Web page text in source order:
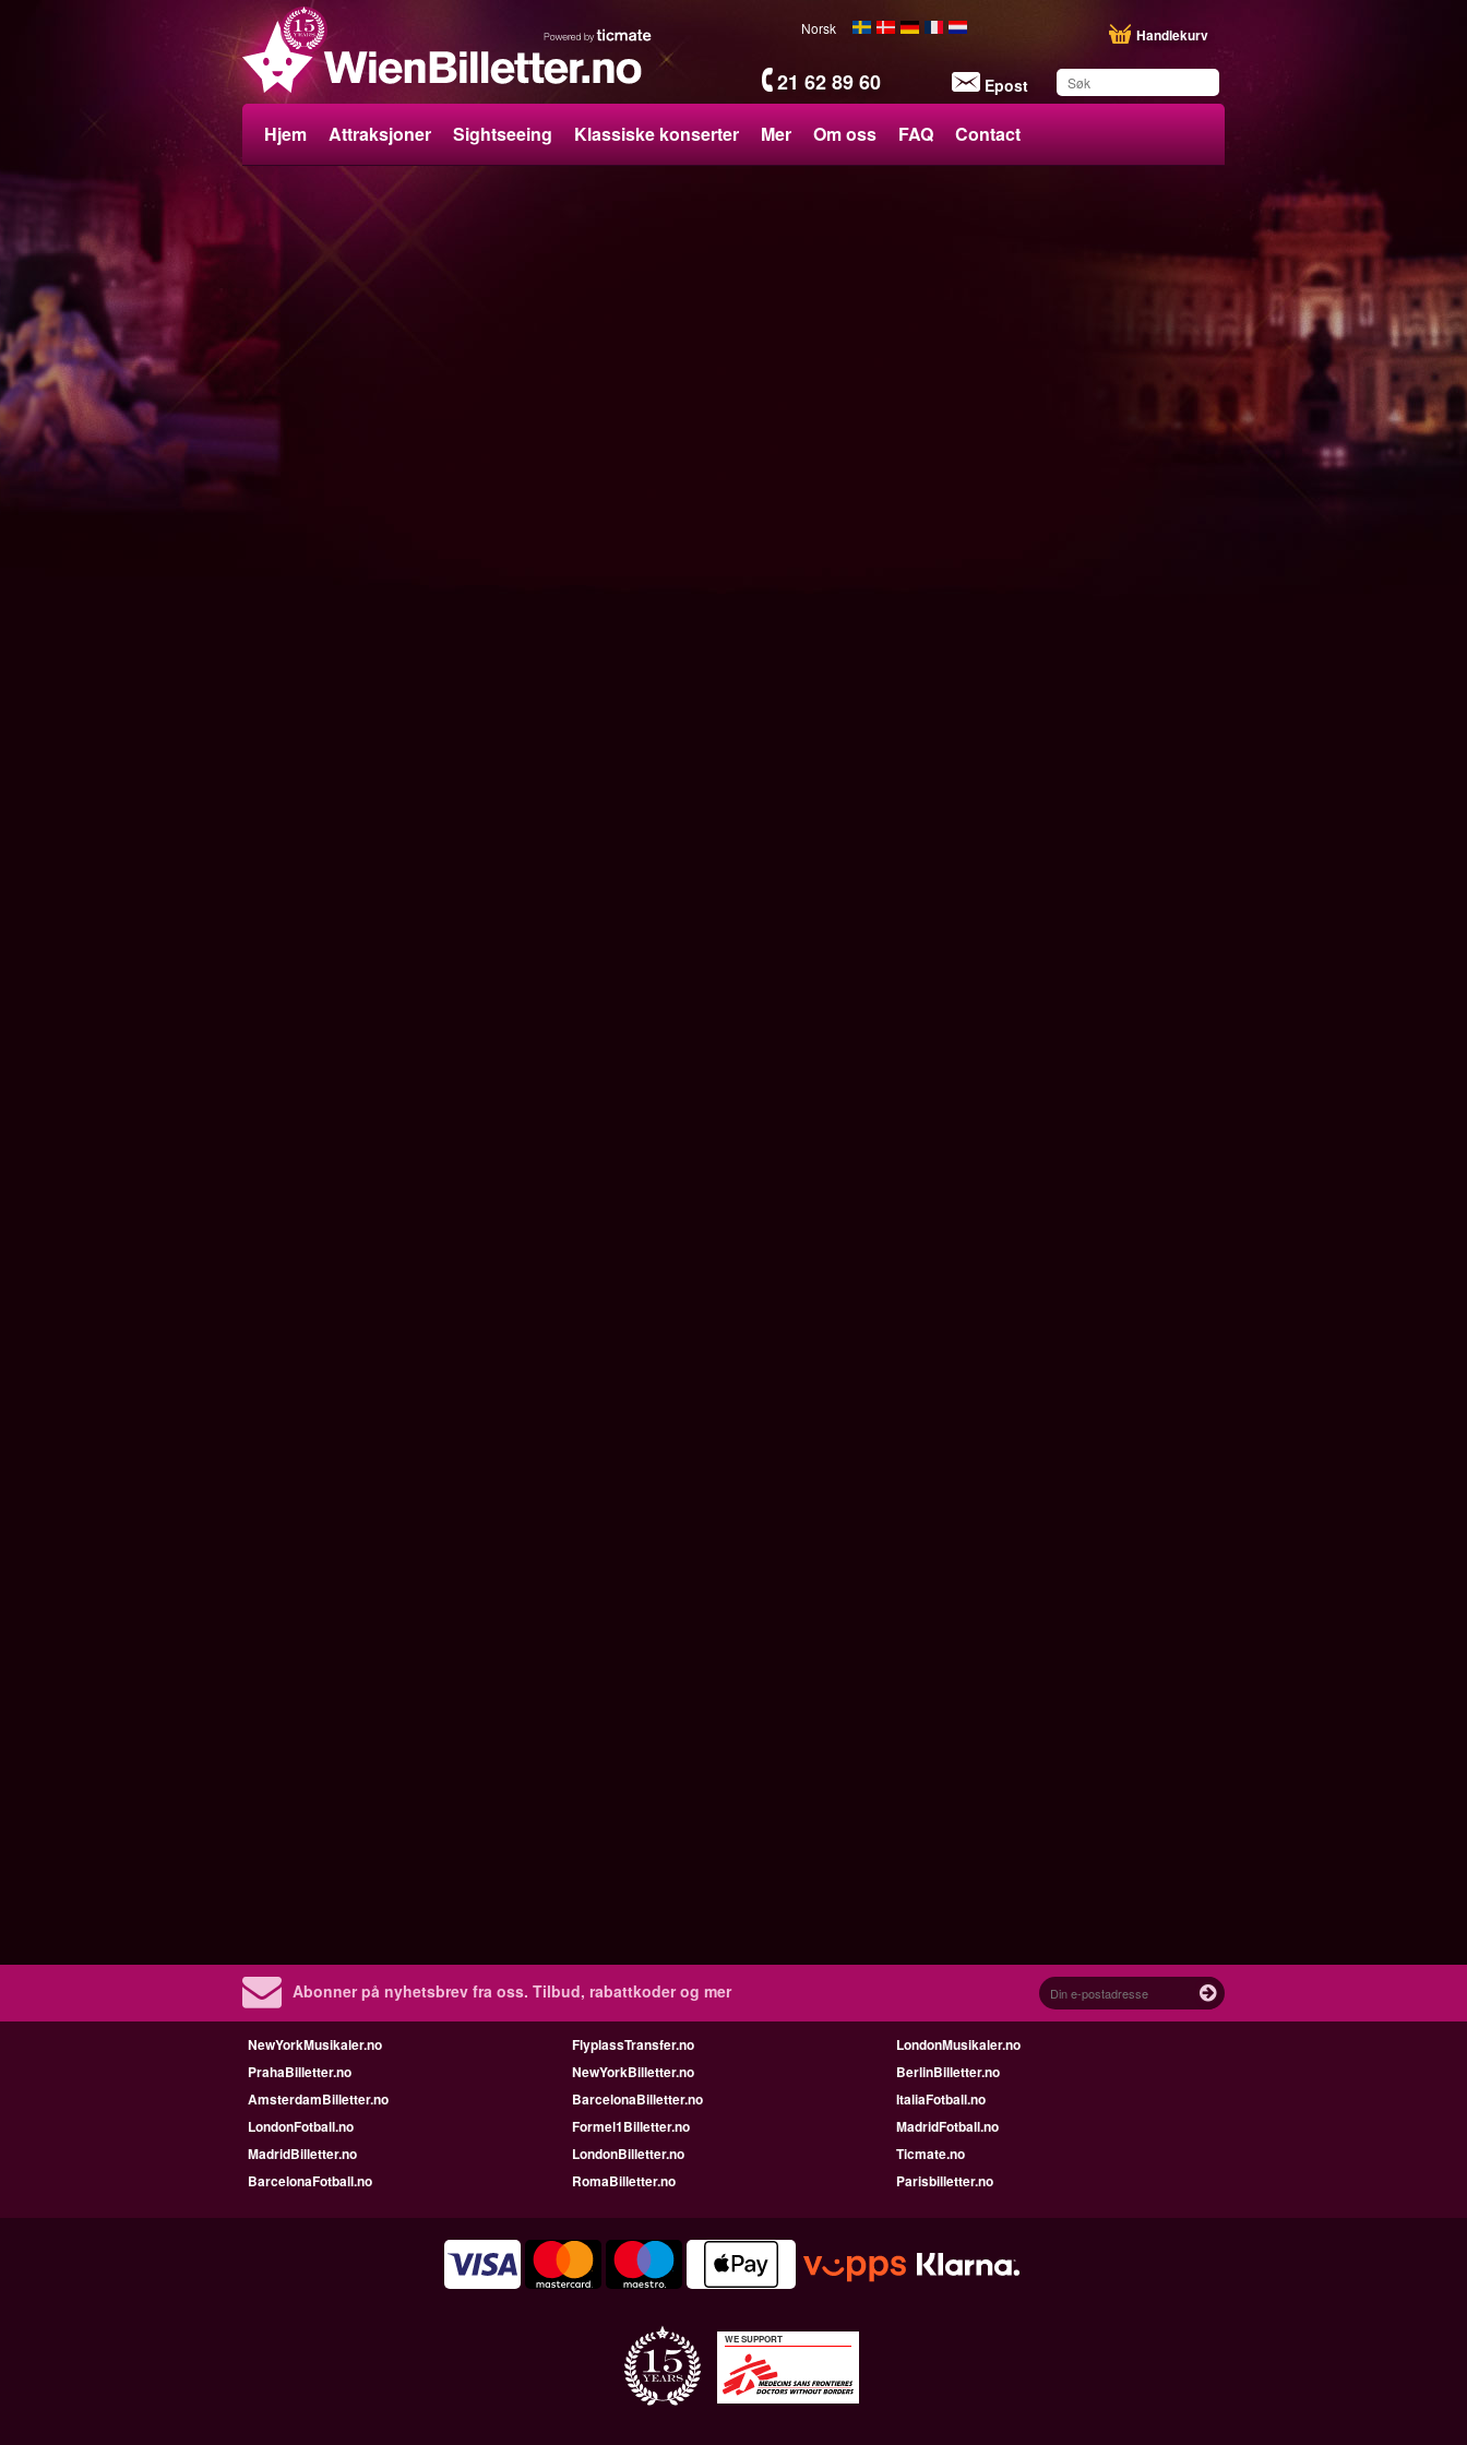
21 62 89 60 Epost
Handlekurv
Norsk
Hjem Attraksjoner Sightseeing Klassiske konserter Mer Om oss FAQ Contact
Abonner på nyhetsbrev fra oss. Tilbud, rabattkoder og mer
NewYorkMusikaler.no FlyplassTransfer.no
LondonMusikaler.no
PrahaBilletter.no
NewYorkBilletter.no
BerlinBilletter.no
AmsterdamBilletter.no
BarcelonaBilletter.no
ItaliaFotball.no
LondonFotball.no
Formel1Billetter.no
MadridFotball.no
MadridBilletter.no
LondonBilletter.no
Ticmate.no
BarcelonaFotball.no
RomaBilletter.no Parisbilletter.no
WE SUPPORT